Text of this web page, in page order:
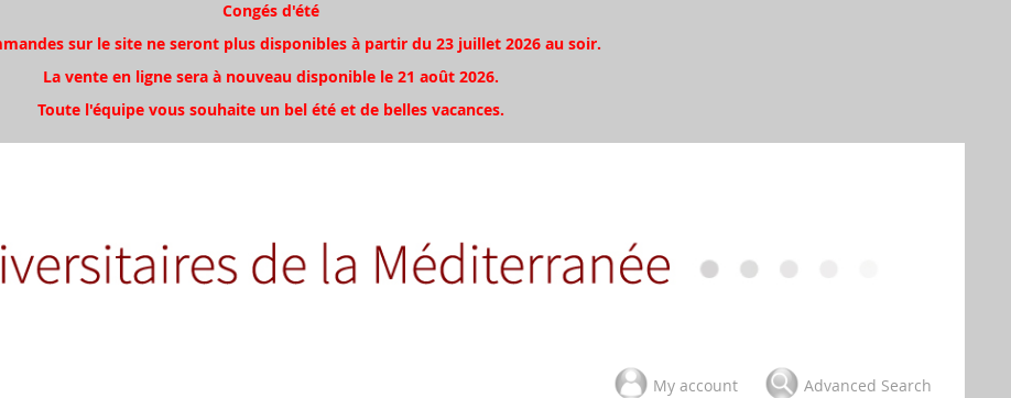
Congés d'été
sur le site ne seront plus disponibles à partir du 23 juillet 2026 au soir.
La vente en ligne sera à nouveau disponible le 21 août 2026.
Toute l'équipe vous souhaite un bel été et de belles vacances.
My account Advanced Search